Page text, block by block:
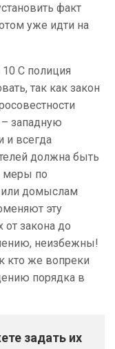
факт
уже идти на
С полиция
так как закон
западную
и всегда
должна быть
меры по
домыслам
эту
от закона до
неизбежны!
кто же вопреки
порядка в
задать их